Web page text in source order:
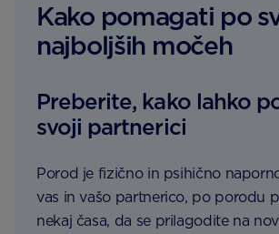
Kako pomagati po
najboljših močeh
Preberite, kako lahko
svoji partnerici
Porod je fizično in psihično
vas in vašo partnerico, po porodu
nekaj časa, da se prilagodite na